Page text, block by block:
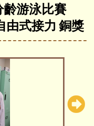
游泳比賽
由式接力 銅獎